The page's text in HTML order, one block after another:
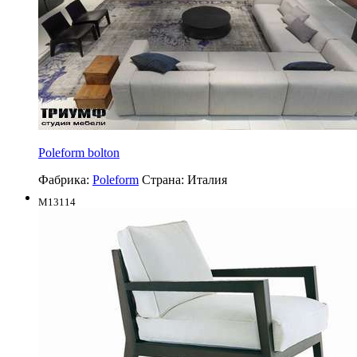
Poleform bolton
Фабрика: Poleform Страна: Италия
M13114